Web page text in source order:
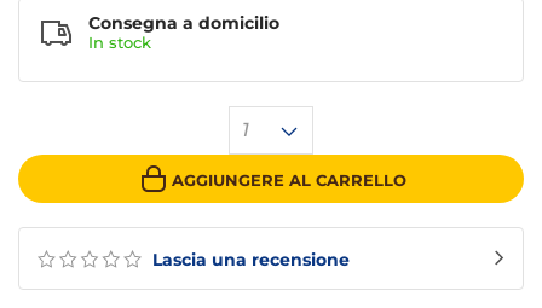
Lascia una recensione
1
AGGIUNGERE AL CARRELLO
Consegna a domicilio
In stock